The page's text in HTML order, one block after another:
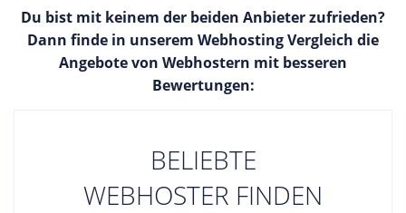
Du bist mit keinem der beiden Anbieter zufrieden?
Dann finde in unserem Webhosting Vergleich die
Angebote von Webhostern mit besseren
Bewertungen:
BELIEBTE
WEBHOSTER FINDEN